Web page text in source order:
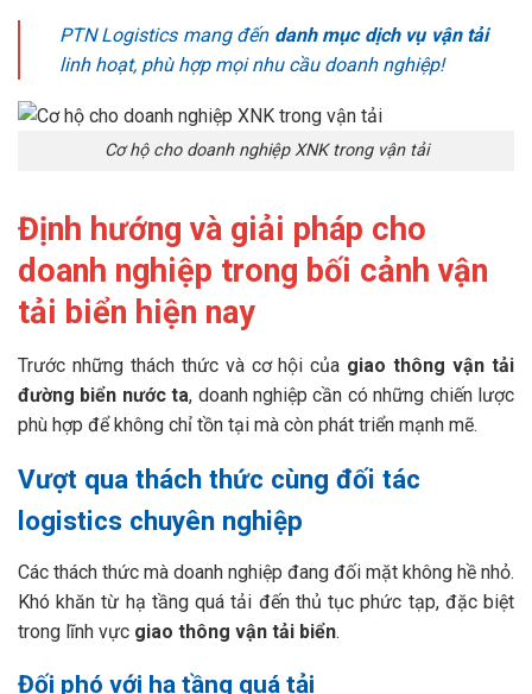
PTN Logistics mang đến danh mục dịch vụ vận tải
linh hoạt, phù hợp mọi nhu cầu doanh nghiệp!
Cơ hộ cho doanh nghiệp XNK trong vận tải
Định hướng và giải pháp cho
doanh nghiệp trong bối cảnh vận
tải biển hiện nay
Trước những thách thức và cơ hội của giao thông vận tải
đường biển nước ta, doanh nghiệp cần có những chiến lược
phù hợp để không chỉ tồn tại mà còn phát triển mạnh mẽ.
Vượt qua thách thức cùng đối tác
logistics chuyên nghiệp
Các thách thức mà doanh nghiệp đang đối mặt không hề nhỏ.
Khó khăn từ hạ tầng quá tải đến thủ tục phức tạp, đặc biệt
trong lĩnh vực giao thông vận tải biển.
Đối phó với hạ tầng quá tải